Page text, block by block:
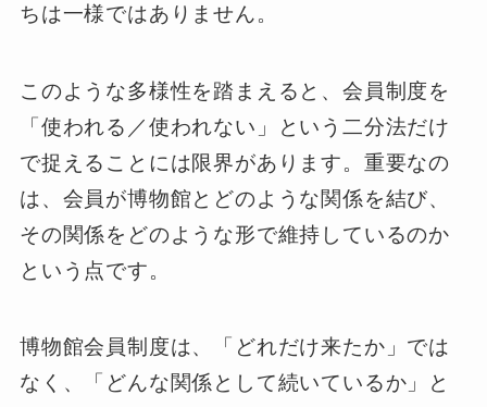
ちは一様ではありません。
このような多様性を踏まえると、会員制度を
「使われる／使われない」という二分法だけ
で捉えることには限界があります。重要なの
は、会員が博物館とどのような関係を結び、
その関係をどのような形で維持しているのか
という点です。
博物館会員制度は、「どれだけ来たか」では
なく、「どんな関係として続いているか」と